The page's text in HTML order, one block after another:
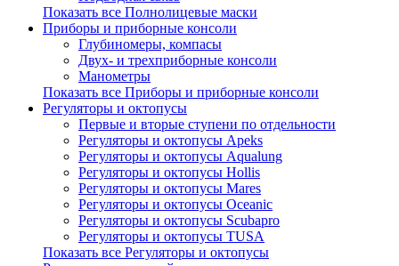
Показать все Полнолицевые маски
Приборы и приборные консоли
Глубиномеры, компасы
Двух- и трехприборные консоли
Манометры
Показать все Приборы и приборные консоли
Регуляторы и октопусы
Первые и вторые ступени по отдельности
Регуляторы и октопусы Apeks
Регуляторы и октопусы Aqualung
Регуляторы и октопусы Hollis
Регуляторы и октопусы Mares
Регуляторы и октопусы Oceanic
Регуляторы и октопусы Scubapro
Регуляторы и октопусы TUSA
Показать все Регуляторы и октопусы